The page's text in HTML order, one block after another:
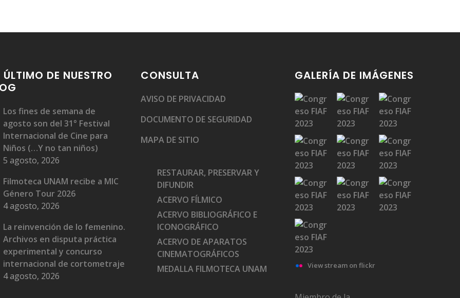
ÚLTIMO DE NUESTRO
Los fines de semana de
agosto son del 31° Festival
Internacional de Cine para
Niños (…Y no tan niños)
5 agosto, 2026
Filmoteca UNAM recibe a MIC
Género Tour 2026
4 agosto, 2026
La reinvención de lo femenino.
Archivos en disputa práctica
experimental y concurso
internacional de cortometraje
4 agosto, 2026
CONSULTA
AVISO DE PRIVACIDAD
DOCUMENTO DE SEGURIDAD
MAPA DE SITIO
RESTAURAR, PRESERVAR Y
DIFUNDIR
ACERVO FÍLMICO
ACERVO BIBLIOGRÁFICO E
ICONOGRÁFICO
ACERVO DE APARATOS
CINEMATOGRÁFICOS
MEDALLA FILMOTECA UNAM
GALERÍA DE IMÁGENES
View stream on flickr